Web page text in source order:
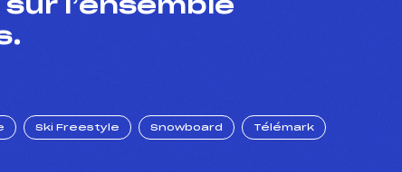
l’ensemble
Ski Freestyle Snowboard Télémark